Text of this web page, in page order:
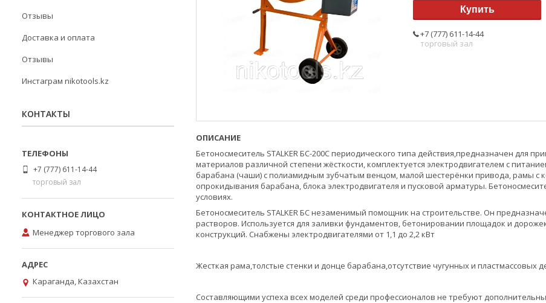
Купить
+7 (777) 611-14-44
торговый зал
ОПИСАНИЕ
Бетоносмеситель STALKER БС-200С периодического типа действия,предназначен для
материалов различной степени жёсткости, комплектуется электродвигателем с
барабана (чаши) с полиамидным зубчатым венцом, малой шестерёнки привода, рамы с
опрокидывания барабана, блока электродвигателя и пусковой арматуры.
условиях.
Бетоносмеситель STALKER БС незаменимый помощник на строительстве. Он
растворов. Используется для заливки фундаментов, бетонировании площадок и
конструкций. Снабжены электродвигателями от 1,1 до 2,2 кВт
Жесткая рама,толстые стенки и донце барабана,отсутствие чугунных и пластмассовых
Составляющими успеха всех моделей среди профессионалов не требуют
Отзывы
Доставка и оплата
Отзывы
Инстаграм nikotools.kz
КОНТАКТЫ
+7 (777) 611-14-44
торговый зал
Менеджер торгового зала
Караганда, Казахстан